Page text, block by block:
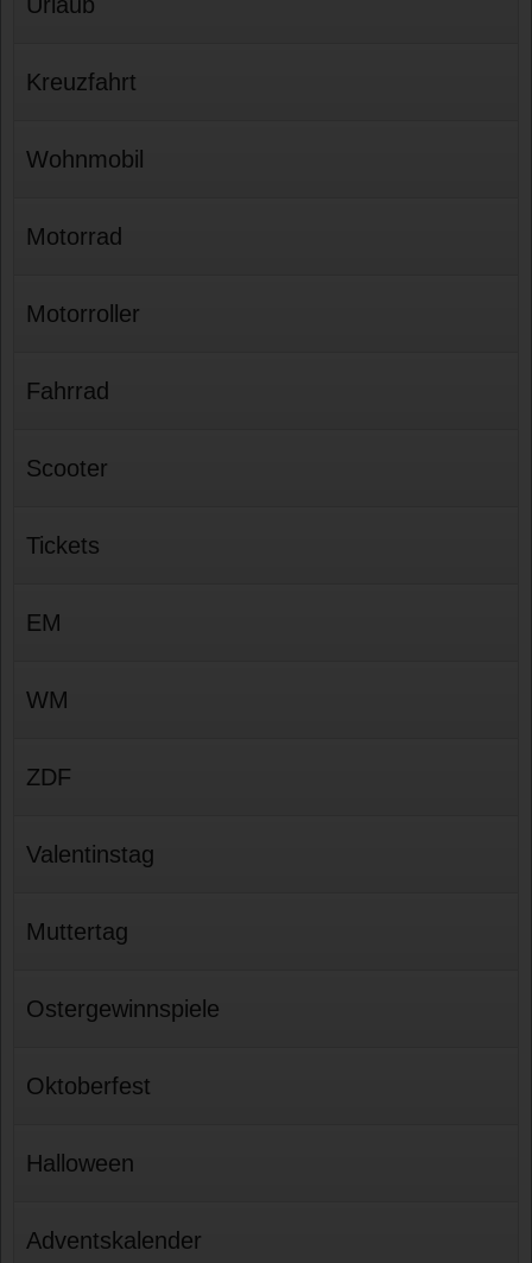
Kreuzfahrt
Wohnmobil
Motorrad
Motorroller
Fahrrad
Scooter
Tickets
EM
WM
ZDF
Valentinstag
Muttertag
Ostergewinnspiele
Oktoberfest
Halloween
Adventskalender